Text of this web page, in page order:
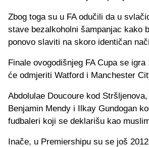
Zbog toga su u FA odučili da u
stave bezalkoholni šampanjac kako
ponovo slaviti na skoro identičan
Finale ovogodišnjeg FA Cupa se
će odmjeriti Watford i Manchester
Abdolulae Doucoure kod
Benjamin Mendy i Ilkay Gundogan
fudbaleri koji se deklarišu kao
Inače, u Premiershipu su se još